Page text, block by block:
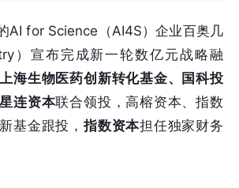
AI for Science（AI4S）企业百奥几
）宣布完成新一轮数亿元战略融
上海生物医药创新转化基金、国科投
连资本联合领投，高榕资本、指数
基金跟投， 指数资本担任独家财务